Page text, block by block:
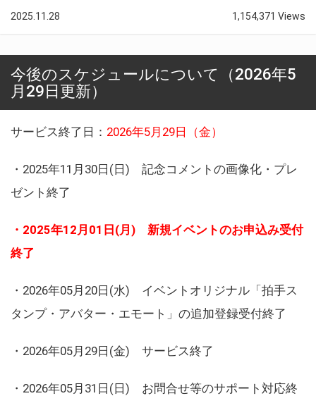
2025.11.28 1,154,371 Views
今後のスケジュールについて（2026年5
月29日更新）
サービス終了日： 2026年5月29日（金）
・2025年11月30日(日) 記念コメントの画像化・プレ
ゼント終了
・2025年12月01日(月) 新規イベントのお申込み受付
終了
・2026年05月20日(水) イベントオリジナル「拍手ス
タンプ・アバター・エモート」の追加登録受付終了
・2026年05月29日(金) サービス終了
・2026年05月31日(日) お問合せ等のサポート対応終